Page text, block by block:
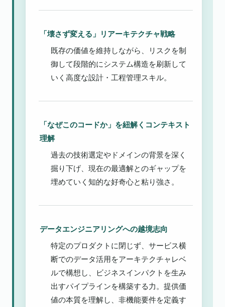
「壊さず変える」リアーキテクチャ戦略
既存の価値を維持しながら、リスクを制
御して段階的にシステム構造を刷新して
いく高度な設計・工程管理スキル。
「なぜこのコードか」を紐解くコンテキスト
理解
過去の技術選定やドメインの背景を深く
掘り下げ、現在の最適解とのギャップを
埋めていく知的な好奇心と粘り強さ。
データエンジニアリングへの越境志向
特定のプロダクトに閉じず、サービス横
断でのデータ活用をアーキテクチャレベ
ルで構想し、ビジネスインパクトを生み
出すパイプラインを構築する力。提供価
値の本質を理解し、非機能要件を定義す